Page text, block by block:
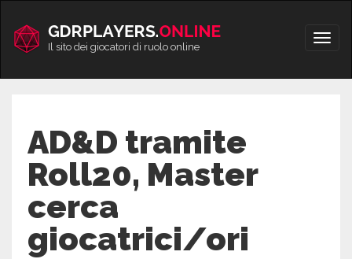
contenuto
Apri/
Il sito dei giocatori di ruolo online
AD&D tramite
Roll20, Master
cerca
giocatrici/ori